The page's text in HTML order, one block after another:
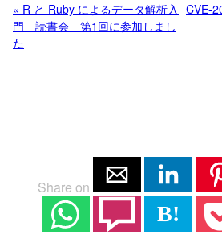
« R と Ruby によるデータ解析入
門 読書会 第1回に参加しまし
た
CVE-
Share on
B!